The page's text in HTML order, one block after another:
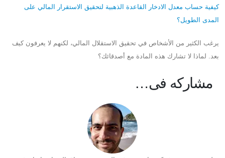
كيفية حساب معدل الادخار القاعدة الذهبية لتحقيق الاستقرار المالي على
المدى الطويل؟
يرغب الكثير من الأشخاص في تحقيق الاستقلال المالي، لكنهم لا يعرفون كيف
بعد. لماذا لا تشارك هذه المادة مع أصدقائك؟
مشاركه فى…